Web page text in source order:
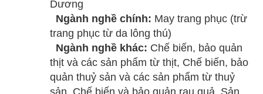
Dương
Ngành nghề chính: May trang phục (trừ
trang phục từ da lông thú)
Ngành nghề khác: Chế biến, bảo quản
thịt và các sản phẩm từ thịt, Chế biến, bảo
quản thuỷ sản và các sản phẩm từ thuỷ
sản, Chế biến và bảo quản rau quả, Sản